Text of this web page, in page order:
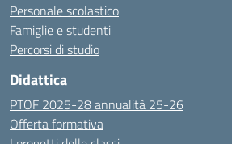
Personale scolastico
Famiglie e studenti
Percorsi di studio
Didattica
PTOF 2025-28 annualità 25-26
Offerta formativa